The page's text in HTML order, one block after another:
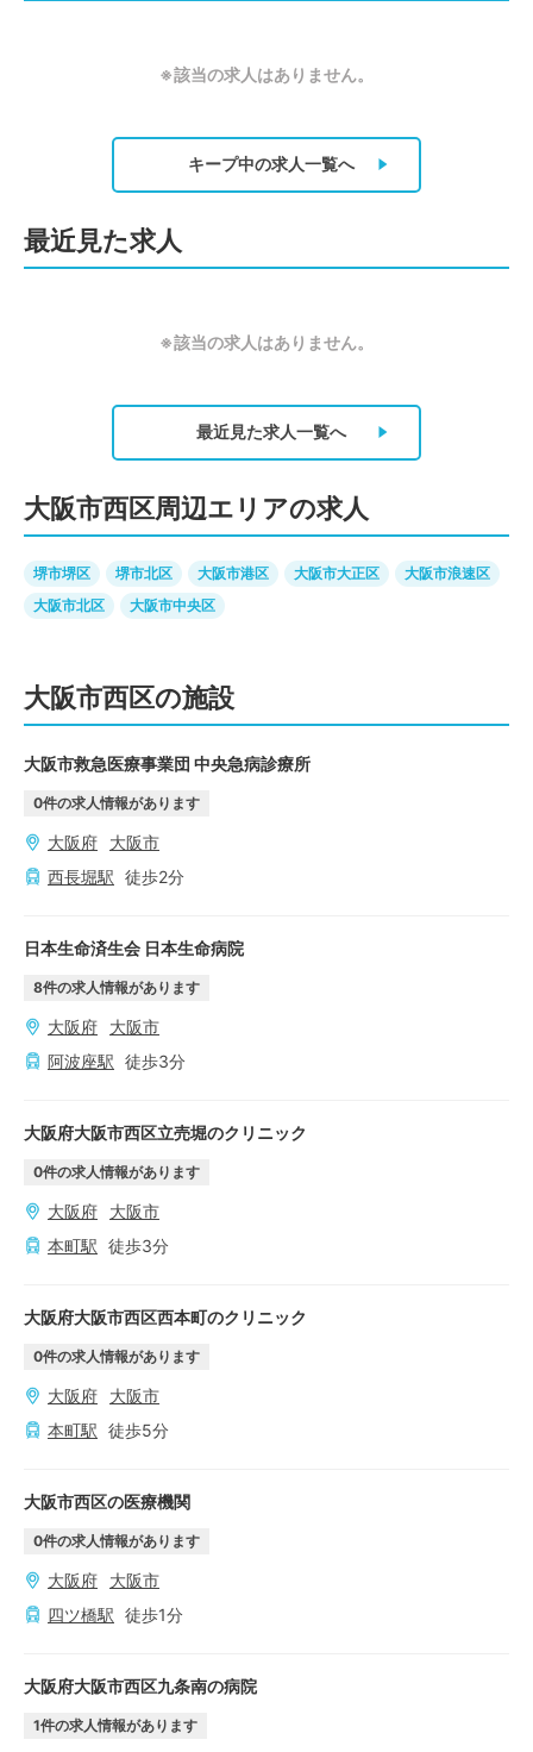
※該当の求人はありません。
キープ中の求人一覧へ
最近見た求人
※該当の求人はありません。
最近見た求人一覧へ
大阪市西区周辺エリアの求人
堺市堺区 堺市北区 大阪市港区 大阪市大正区
大阪市浪速区
大阪市北区
大阪市中央区
大阪市西区の施設
大阪市救急医療事業団 中央急病診療所
0件の求人情報があります
大阪府
大阪市
西長堀駅 徒歩2分
日本生命済生会 日本生命病院
8件の求人情報があります
大阪府
大阪市
阿波座駅 徒歩3分
大阪府大阪市西区立売堀のクリニック
0件の求人情報があります
大阪府
大阪市
本町駅 徒歩3分
大阪府大阪市西区西本町のクリニック
0件の求人情報があります
大阪府
大阪市
本町駅 徒歩5分
大阪市西区の医療機関
0件の求人情報があります
大阪府
大阪市
四ツ橋駅 徒歩1分
大阪府大阪市西区九条南の病院
1件の求人情報があります